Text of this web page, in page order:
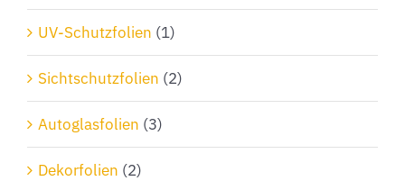
UV-Schutzfolien (1)
Sichtschutzfolien (2)
Autoglasfolien (3)
Dekorfolien (2)